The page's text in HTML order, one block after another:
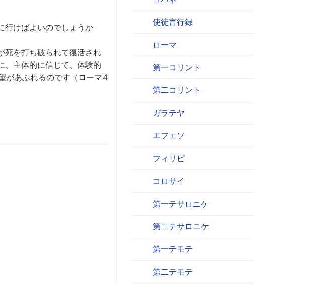
行けばよいのでしょうか
死を打ち破られて復活され
、主体的に信じて、体験的
があふれるのです（ローマ4
使徒言行録
ローマ
第一コリント
第二コリント
ガラテヤ
エフェソ
フィリピ
コロサイ
第一テサロニケ
第二テサロニケ
第一テモテ
第二テモテ